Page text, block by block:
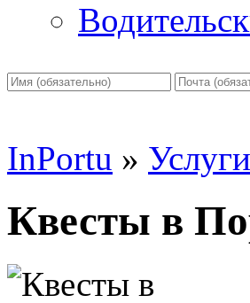
InPortu » Услуги
Квесты в